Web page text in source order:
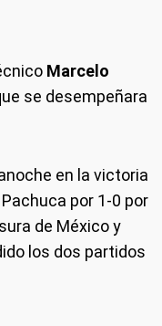
Marcelo
se desempeñara
en la victoria
por 1-0 por
de México y
los dos partidos